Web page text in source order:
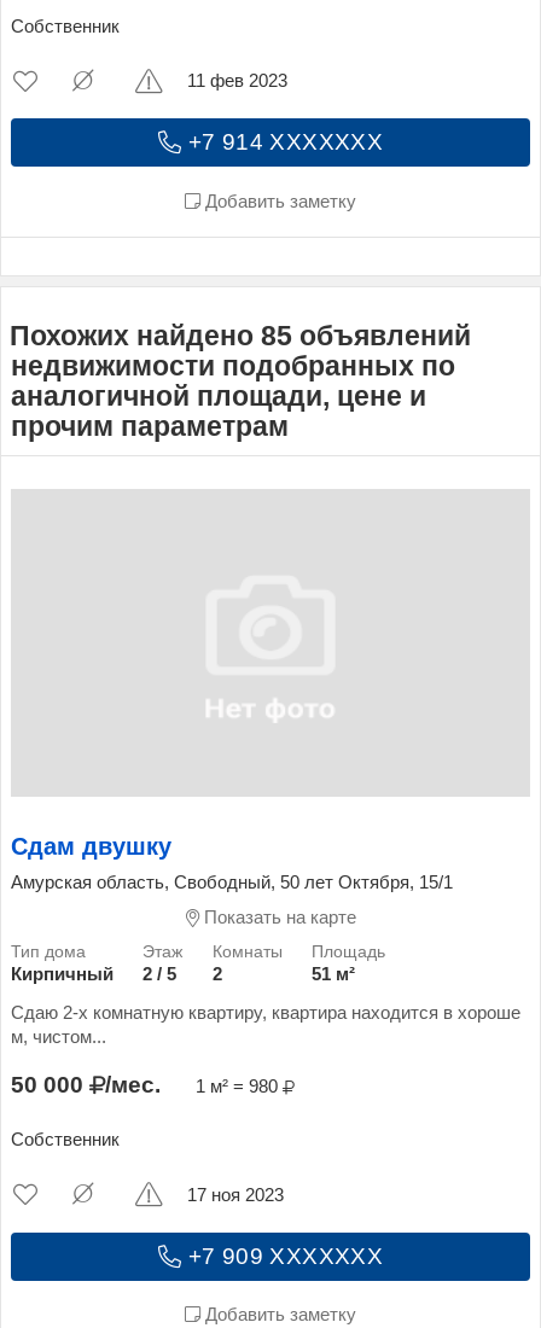
Собственник
+7 914 XXXXXXX
Добавить заметку
11 фев 2023
Похожих найдено 85 объявлений
недвижимости подобранных по
аналогичной площади, цене и
прочим параметрам
Сдам двушку
Амурская область, Свободный, 50 лет Октября, 15/1
Показать на карте
Кирпичный 2 / 5 2
51 м²
Сдаю 2-х комнатную квартиру, квартира находится в хороше
м, чистом...
50 000 /мес. 1 м² = 980
Собственник
+7 909 XXXXXXX
Добавить заметку
17 ноя 2023